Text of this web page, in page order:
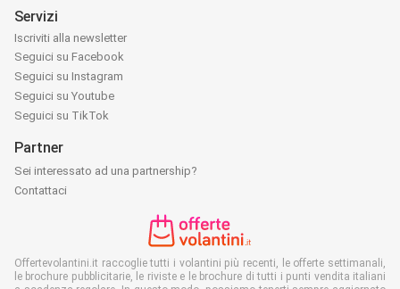
Servizi
Iscriviti alla newsletter
Seguici su Facebook
Seguici su Instagram
Seguici su Youtube
Seguici su TikTok
Partner
Sei interessato ad una partnership?
Contattaci
Offertevolantini.it raccoglie tutti i volantini più recenti, le offerte settimanali,
le brochure pubblicitarie, le riviste e le brochure di tutti i punti vendita italiani